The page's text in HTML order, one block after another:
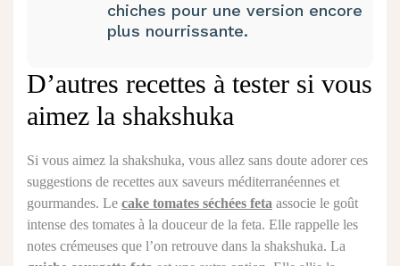
chiches pour une version encore
plus nourrissante.
D’autres recettes à tester si vous
aimez la shakshuka
Si vous aimez la shakshuka, vous allez sans doute adorer ces
suggestions de recettes aux saveurs méditerranéennes et
gourmandes. Le cake tomates séchées feta associe le goût
intense des tomates à la douceur de la feta. Elle rappelle les
notes crémeuses que l’on retrouve dans la shakshuka. La